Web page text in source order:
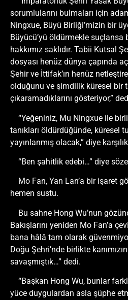
sorumlularını bulmaları için
Ningxue, Büyü Birliği’mizin bir
Büyücü’yü öldürmekle
hakkımız saklıdır. Tabii Kutsal
dosyası henüz dünya çapında
Şehir ve İttifak’ın henüz
olduğunu ve şimdilik küresel bir
çıkaramadıklarını gösteriyor,”
“Yeğeniniz, Mu Ningxue ile
tanıkları öldürdüğünde, küresel
yayınlanmış olacak,” diye
“Ben şahitlik edebi…” diye
Mo Fan, Yan Lan’a bir işaret
hemen sustu.
Bu sahne Hong Wu’nun
Bakışlarını yeniden Mo Fan’a
bana hâlâ tam olarak
Doğu Şehri’nde birlikte
savaşmıştık…” dedi.
“Başkan Hong Wu, bunlar
yüce duygulardan asla şüphe